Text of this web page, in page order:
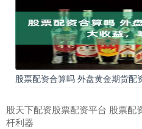
股票配资合算吗 外盘黄金期货配
股天下配资股票配资平台 股票配
杆利器